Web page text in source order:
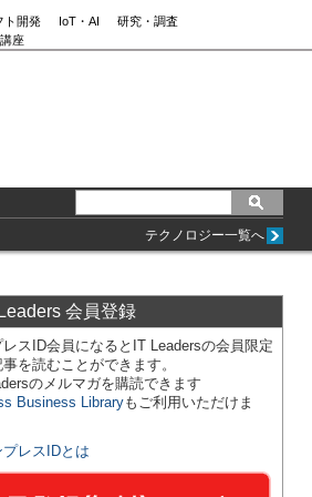
ト開発 IoT・AI
研究・調査
座
テクノロジー一覧へ
会員登録
スID会員になるとIT Leadersの会員限定
を読むことができます。
のメルマガを購読できます
Business Libraryもご利用いただけま
プレスIDとは